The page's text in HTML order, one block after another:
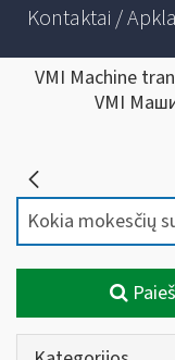
Kontaktai /
VMI Machine
VMI